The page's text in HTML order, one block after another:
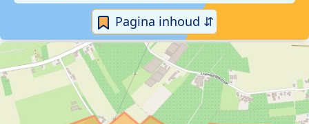
Pagina inhoud ⇵